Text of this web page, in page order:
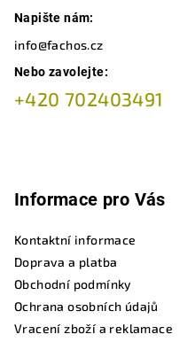
Napište nám:
info@fachos.cz
Nebo zavolejte:
+420 702403491
Informace pro Vás
Kontaktní informace
Doprava a platba
Obchodní podmínky
Ochrana osobních údajů
Vracení zboží a reklamace